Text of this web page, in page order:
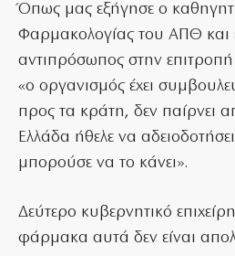
Όπως μας εξήγησε ο
Φαρμακολογίας του ΑΠΘ και
αντιπρόσωπος στην
«ο οργανισμός έχει
προς τα κράτη, δεν παίρνει
Ελλάδα ήθελε να
μπορούσε να το κάνει».
Δεύτερο κυβερνητικό
φάρμακα αυτά δεν είναι